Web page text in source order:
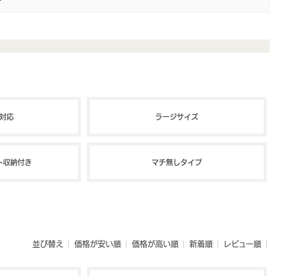
応 ラージサイズ
収納付き マチ無しタイプ
並び替え 価格が安い順 価格が高い順 新着順 レビュー順